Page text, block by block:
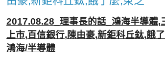
2017.08.28_ 理事長的話 鴻海半導體,
上市,百信銀行,陳由豪,新鉅科丘鈦,餓
鴻海/半導體